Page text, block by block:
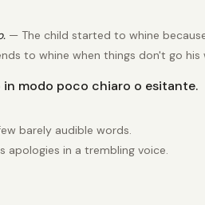
— The child started to whine
to whine when things don't go his
modo poco chiaro o esitante.
barely audible words.
apologies in a trembling voice.